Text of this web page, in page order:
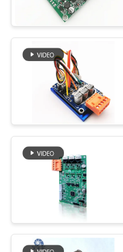
DU
SITE
POLITIQUE
Pompe
BLDC
Moteur
de C.C